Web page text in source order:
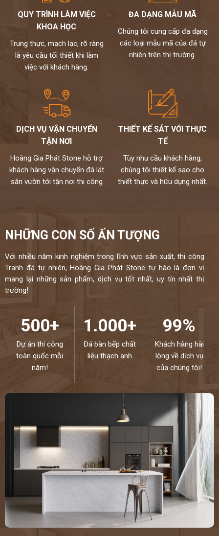
QUY TRÌNH LÀM VIỆC
KHOA HỌC
Trung thực, mạch lạc, rõ ràng
là yêu cầu tối thiết khi làm
việc với khách hàng.
ĐA DẠNG MẪU MÃ
Chúng tôi cung cấp đa dạng
các loại mẫu mã của đá tự
nhiên trên thị trường.
DỊCH VỤ VẬN CHUYỂN
TẬN NƠI
Hoàng Gia Phát Stone hỗ trợ
khách hàng vận chuyển đá lát
sân vườn tới tận nơi thi công
THIẾT KẾ SÁT VỚI THỰC
TẾ
Tùy nhu cầu khách hàng,
chúng tôi thiết kế sao cho
thiết thực và hữu dụng nhất.
NHỮNG CON SỐ ẤN TƯỢNG
Với nhiều năm kinh nghiệm trong lĩnh vực sản xuất, thi công
Tranh đá tự nhiên, Hoàng Gia Phát Stone tự hào là đơn vị
mang lại những sản phẩm, dịch vụ tốt nhất, uy tín nhất thị
trường!
500+
Dự án thi công
toàn quốc mỗi
năm!
1.000+
Đá bàn bếp chất
liệu thạch anh
99%
Khách hàng hài
lòng về dịch vụ
của chúng tôi!